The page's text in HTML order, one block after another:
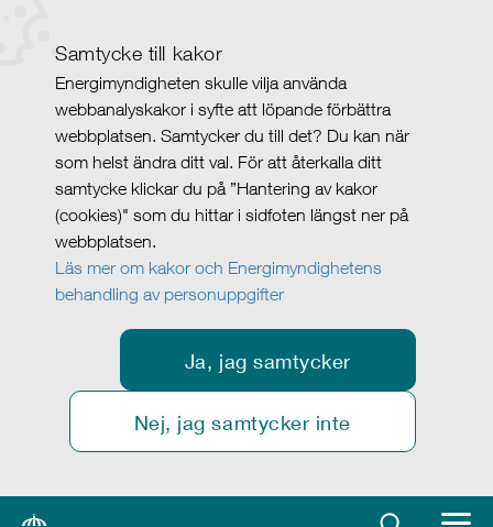
Samtycke till kakor
Energimyndigheten skulle vilja använda
webbanalyskakor i syfte att löpande förbättra
webbplatsen. Samtycker du till det? Du kan när
som helst ändra ditt val. För att återkalla ditt
samtycke klickar du på ”Hantering av kakor
(cookies)" som du hittar i sidfoten längst ner på
webbplatsen.
Läs mer om kakor och Energimyndighetens
behandling av personuppgifter
Ja, jag samtycker
Nej, jag samtycker inte